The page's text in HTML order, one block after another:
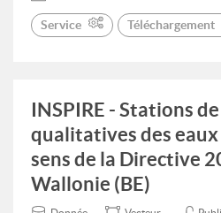
Service Téléchargement
INSPIRE - Stations
qualitatives des eaux
sens de la Directive
Wallonie (BE)